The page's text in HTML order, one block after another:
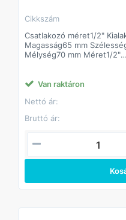
Cikkszám
Csatlakozó méret1/2"
Magasság65 mm
Mélység70 mm Méret1/2"
Van raktáron
Nettó ár:
Bruttó ár: